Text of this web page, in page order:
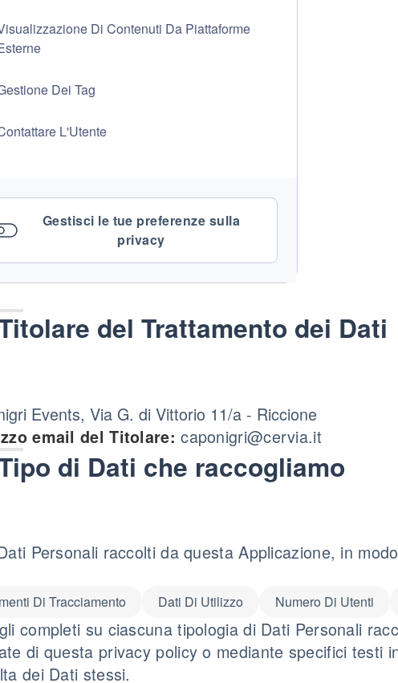
Di Contenuti Da Piattaforme
Dei Tag
L'Utente
Gestisci le tue preferenze sulla
privacy
del Trattamento dei Dati
Events, Via G. di Vittorio 11/a - Riccione
email del Titolare: caponigri@cervia.it
di Dati che raccogliamo
Personali raccolti da questa Applicazione, in
Di Tracciamento Dati Di Utilizzo Numero Di Utenti
completi su ciascuna tipologia di Dati Personali
di questa privacy policy o mediante specifici testi
dei Dati stessi.